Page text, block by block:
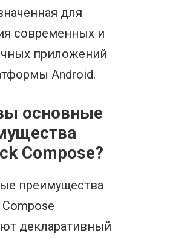
для
современных и
приложений
Android.
основные
Compose?
преимущества
декларативный